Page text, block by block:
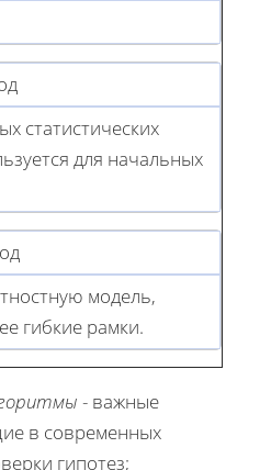
статистических
для начальных
модель,
гибкие рамки.
- важные
в современных
гипотез;